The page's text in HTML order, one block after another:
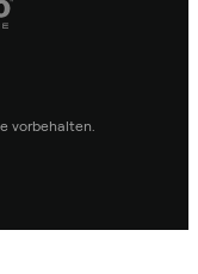
vorbehalten.